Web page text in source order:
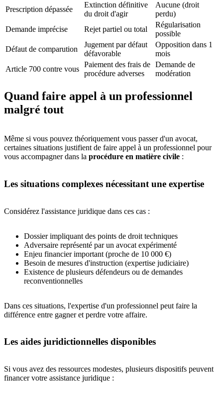
Prescription dépassée
Extinction définitive
du droit d'agir
Aucune (droit
perdu)
Demande imprécise
Rejet partiel ou total
Régularisation
possible
Défaut de comparution
Jugement par défaut
défavorable
Opposition dans 1
mois
Article 700 contre vous
Paiement des frais de
procédure adverses
Demande de
modération
Quand faire appel à un professionnel
malgré tout
Même si vous pouvez théoriquement vous passer d'un avocat,
certaines situations justifient de faire appel à un professionnel pour
vous accompagner dans la procédure en matière civile :
Les situations complexes nécessitant une expertise
Considérez l'assistance juridique dans ces cas :
Dossier impliquant des points de droit techniques
Adversaire représenté par un avocat expérimenté
Enjeu financier important (proche de 10 000 €)
Besoin de mesures d'instruction (expertise judiciaire)
Existence de plusieurs défendeurs ou de demandes
reconventionnelles
Dans ces situations, l'expertise d'un professionnel peut faire la
différence entre gagner et perdre votre affaire.
Les aides juridictionnelles disponibles
Si vous avez des ressources modestes, plusieurs dispositifs peuvent
financer votre assistance juridique :